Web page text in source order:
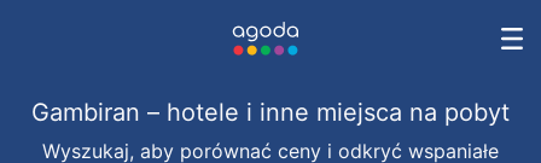
Gambiran – hotele i inne miejsca na pobyt
Wyszukaj, aby porównać ceny i odkryć wspaniałe